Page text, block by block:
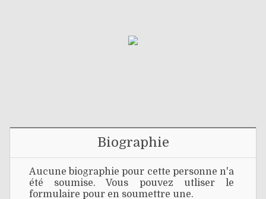
Biographie
Aucune biographie pour cette personne n'a
été soumise. Vous pouvez utliser le
formulaire pour en soumettre une.